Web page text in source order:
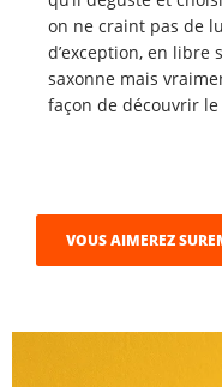
on ne craint pas de
d’exception, en libre
saxonne mais
façon de découvrir le
VOUS AIMEREZ